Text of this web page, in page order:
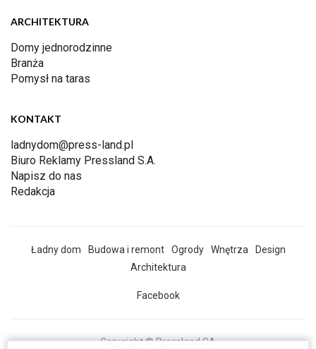
ARCHITEKTURA
Domy jednorodzinne
Branża
Pomysł na taras
KONTAKT
ladnydom@press-land.pl
Biuro Reklamy Pressland S.A.
Napisz do nas
Redakcja
Ładny dom Budowa i remont Ogrody Wnętrza
Design
Architektura
Facebook
Copyright © Pressland SA